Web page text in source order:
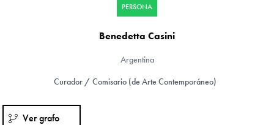
PERSONA
Benedetta Casini
Argentina
Curador / Comisario (de Arte Contemporáneo)
Ver grafo